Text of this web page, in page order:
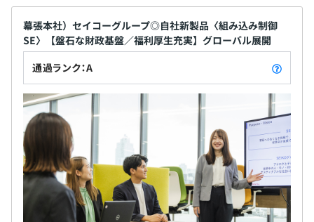
幕張本社）セイコーグループ◎自社新製品〈組み込み制御
SE〉【盤石な財政基盤／福利厚生充実】グローバル展開
通過ランク：A